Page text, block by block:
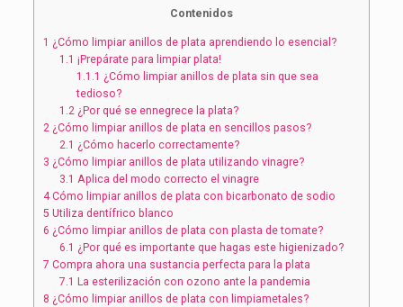
Contenidos
1 ¿Cómo limpiar anillos de plata aprendiendo lo esencial?
1.1 ¡Prepárate para limpiar plata!
1.1.1 ¿Cómo limpiar anillos de plata sin que sea
tedioso?
1.2 ¿Por qué se ennegrece la plata?
2 ¿Cómo limpiar anillos de plata en sencillos pasos?
2.1 ¿Cómo hacerlo correctamente?
3 ¿Cómo limpiar anillos de plata utilizando vinagre?
3.1 Aplica del modo correcto el vinagre
4Cómo limpiar anillos de plata con bicarbonato de sodio
5Utiliza dentífrico blanco
6 ¿Cómo limpiar anillos de plata con plasta de tomate?
6.1 ¿Por qué es importante que hagas este higienizado?
7 Compra ahora una sustancia perfecta para la plata
7.1 La esterilización con ozono ante la pandemia
8 ¿Cómo limpiar anillos de plata con limpiametales?